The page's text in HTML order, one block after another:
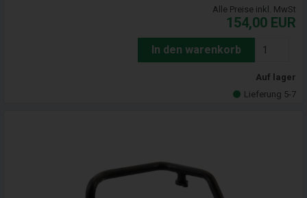
Alle Preise inkl. MwSt
154,00 EUR
In den warenkorb
Auf lager
Lieferung 5-7